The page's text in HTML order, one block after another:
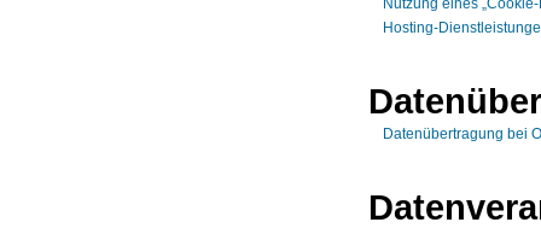
Nutzung eines
Hosting-
Datenübertragung bei